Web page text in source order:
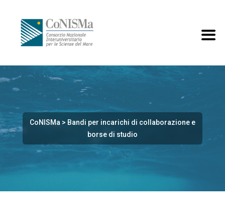
CoNISMa > Bandi per incarichi di collaborazione e
borse di studio